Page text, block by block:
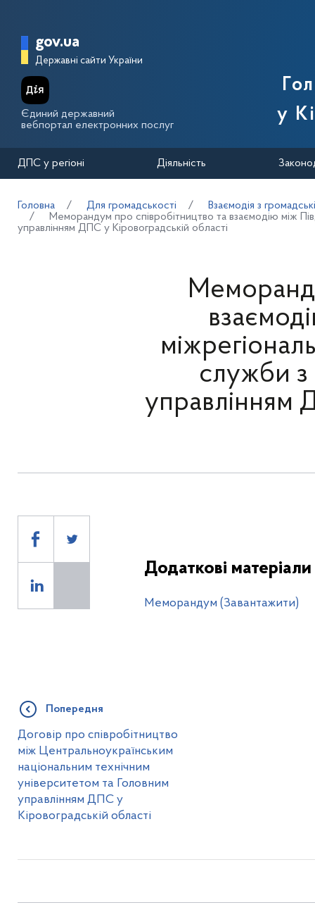
Головна сторінка Державної
gov.ua
Державні сайти України
Єдиний державний
вебпортал електронних послуг
у
ДПС у регіоні Діяльність
Головна Для громадськості
Взаємодія з
Меморандум про співробітництво та взаємодію між
управлінням ДПС у Кіровоградській області
служби з
управлінням
Додаткові матеріали
Меморандум (Завантажити)
Попередня
Договір про співробітництво
між Центральноукраїнським
національним технічним
університетом та Головним
управлінням ДПС у
Кіровоградській області